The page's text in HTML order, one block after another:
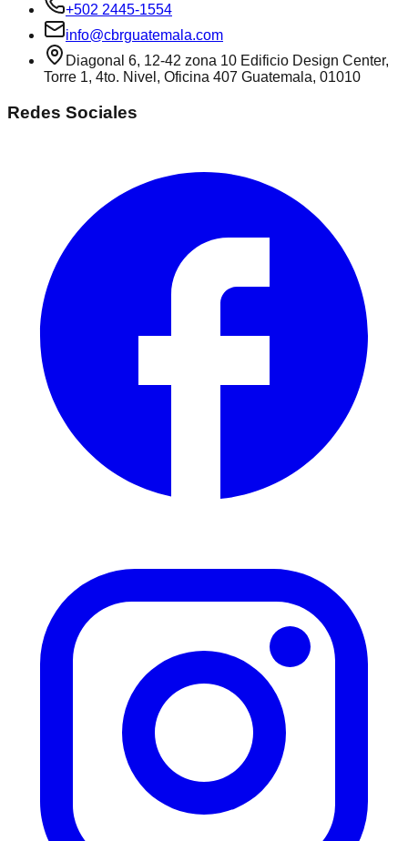
+502 2445-1554
info@cbrguatemala.com
Diagonal 6, 12-42 zona 10 Edificio Design Center,
Torre 1, 4to. Nivel, Oficina 407 Guatemala, 01010
Redes Sociales